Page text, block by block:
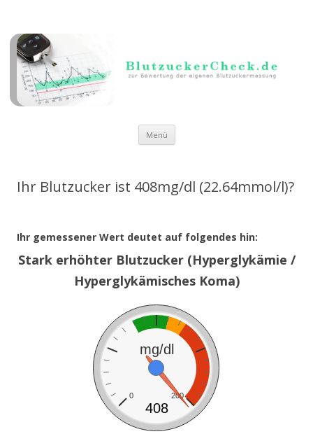
Menü Zum Inhalt springen
Ihr Blutzucker ist 408mg/dl (22.64mmol/l)?
Ihr gemessener Wert deutet auf folgendes hin:
Stark erhöhter Blutzucker (Hyperglykämie /
Hyperglykämisches Koma)
mg/dl
0 200
408